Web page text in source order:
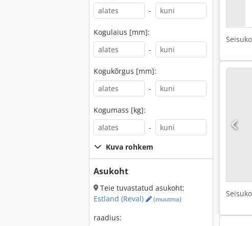
-
Kogulaius [mm]:
-
Kogukõrgus [mm]:
-
Kogumass [kg]:
-
Kuva rohkem
Asukoht
Teie tuvastatud asukoht:
Estland (Reval)
(muutma)
raadius: